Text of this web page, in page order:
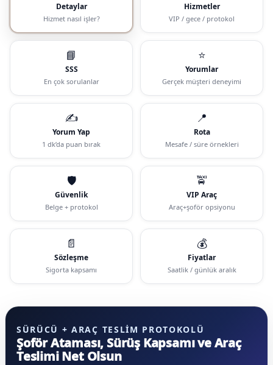
Detaylar
Hizmet nasıl işler?
Hizmetler
VIP / gece / protokol
📘
SSS
En çok sorulanlar
⭐
Yorumlar
Gerçek müşteri deneyimi
✍️
Yorum Yap
1 dk’da puan bırak
📍
Rota
Mesafe / süre örnekleri
🛡️
Güvenlik
Belge + protokol
🚖
VIP Araç
Araç+şoför opsiyonu
📄
Sözleşme
Sigorta kapsamı
💰
Fiyatlar
Saatlik / günlük aralık
SÜRÜCÜ + ARAÇ TESLIM PROTOKOLÜ
Şoför Ataması, Sürüş Kapsamı ve Araç
Teslimi Net Olsun